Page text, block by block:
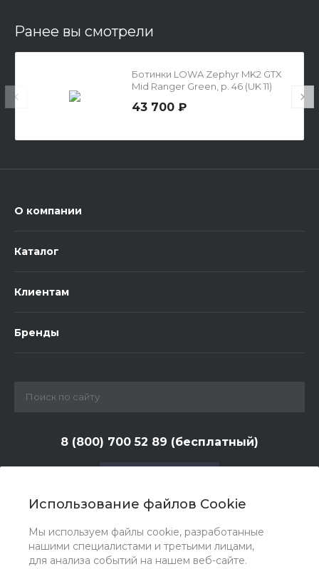
Использование файлов Cookie
Мы используем файлы cookie, разработанные
нашими специалистами и третьими лицами,
для анализа событий на нашем веб-сайте.
Ранее вы смотрели
Ботинки LOWA Zephyr MK2 GTX
Mid Ranger Green, р. 46 (UK 11)
43 700 ₽
О компании
Каталог
Клиентам
Бренды
8 (800) 700 52 89 (бесплатный)
zakaz@huntlandia.ru
г. Москва, ул. Адмирала Макарова, д. 6, стр. 13, 4-й
этаж